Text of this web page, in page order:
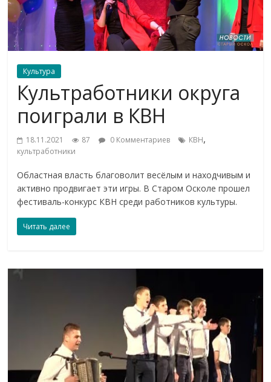
Культура
Культработники округа
поиграли в КВН
18.11.2021 87 0 Комментариев КВН,
культработники
Областная власть благоволит весёлым и находчивым и
активно продвигает эти игры. В Старом Осколе прошел
фестиваль-конкурс КВН среди работников культуры.
Читать далее